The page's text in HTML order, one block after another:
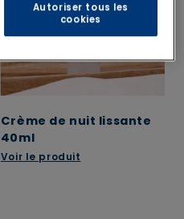
Crème de nuit lissante
40ml
Voir le produit
Autoriser tous les
cookies